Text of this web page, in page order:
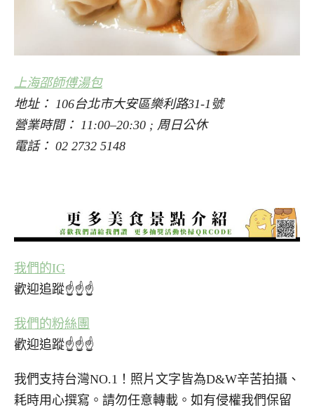
上海邵師傅湯包
地址： 106台北市大安區樂利路31-1號
營業時間： 11:00–20:30 ; 周日公休
電話： 02 2732 5148
我們的IG
歡迎追蹤☝☝☝
我們的粉絲團
歡迎追蹤☝☝☝
我們支持台灣NO.1！照片文字皆為D&W辛苦拍攝、
耗時用心撰寫。請勿任意轉載。如有侵權我們保留